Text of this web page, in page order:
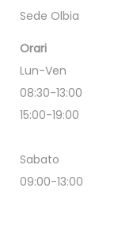
Sede Olbia
Orari
Lun-Ven
08:30-13:00
15:00-19:00
Sabato
09:00-13:00